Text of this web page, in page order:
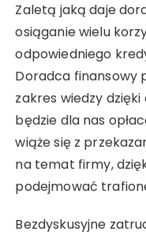
Zaletą jaką daje
osiąganie wielu
odpowiedniego
Doradca finansowy
zakres wiedzy
będzie dla nas
wiąże się z
na temat firmy,
podejmować
Bezdyskusyjne